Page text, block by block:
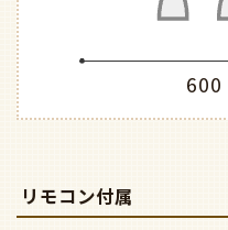
600
リモコン付属